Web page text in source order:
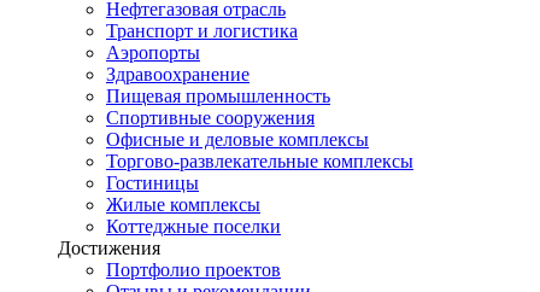
Нефтегазовая отрасль
Транспорт и логистика
Аэропорты
Здравоохранение
Пищевая промышленность
Спортивные сооружения
Офисные и деловые комплексы
Торгово-развлекательные комплексы
Гостиницы
Жилые комплексы
Коттеджные поселки
Достижения
Портфолио проектов